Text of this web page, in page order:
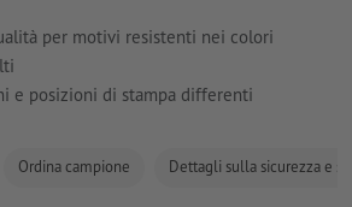
per motivi resistenti nei colori
e posizioni di stampa differenti
Ordina campione Dettagli sulla sicurezza e